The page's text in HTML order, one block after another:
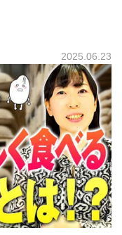
2025.06.23